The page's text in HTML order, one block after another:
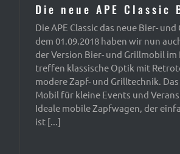
Die neue APE Classic
Die APE Classic das neue Bier-
dem 01.09.2018 haben wir nun
der Version Bier- und Grillmobil
treffen klassische Optik mit
modere Zapf- und Grilltechnik.
Mobil für kleine Events und
Ideale mobile Zapfwagen, der
ist [...]